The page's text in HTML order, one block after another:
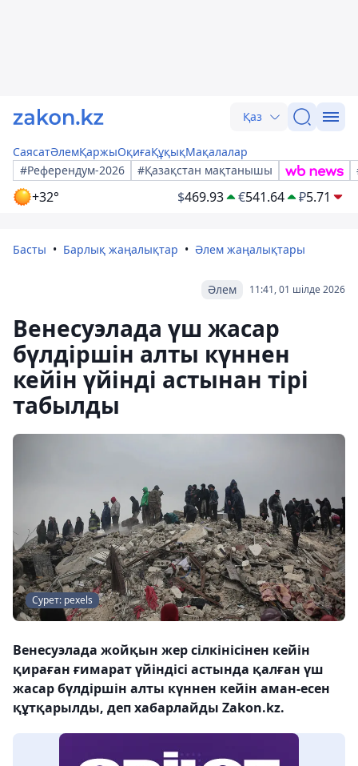
Қаз
СаясатӘлемҚаржыОқиғаҚұқықМақалалар
#Референдум-2026
#Қазақстан мақтанышы
+32° $469.93 €541.64 ₽5.71
Басты Барлық жаңалықтар Әлем жаңалықтары
11:41, 01 шілде 2026
Әлем
Венесуэлада үш жасар
бүлдіршін алты күннен
кейін үйінді астынан тірі
табылды
Сурет: pexels
Венесуэлада жойқын жер сілкінісінен кейін
қираған ғимарат үйіндісі астында қалған үш
жасар бүлдіршін алты күннен кейін аман-есен
құтқарылды, деп хабарлайды Zakon.kz.